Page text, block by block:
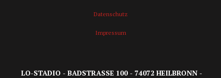
Datenschutz
Impressum
LO-STADIO - BADSTRASSE 100 - 74072 HEILBRONN -